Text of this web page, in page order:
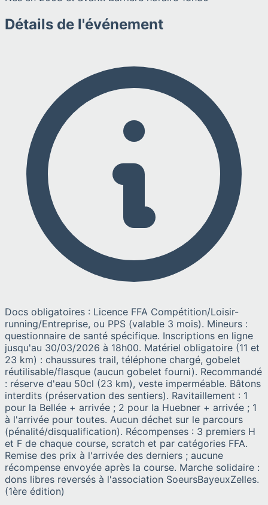
Détails de l'événement
Docs obligatoires : Licence FFA Compétition/Loisir-
running/Entreprise, ou PPS (valable 3 mois). Mineurs :
questionnaire de santé spécifique. Inscriptions en ligne
jusqu'au 30/03/2026 à 18h00. Matériel obligatoire (11 et
23 km) : chaussures trail, téléphone chargé, gobelet
réutilisable/flasque (aucun gobelet fourni). Recommandé
: réserve d'eau 50cl (23 km), veste imperméable. Bâtons
interdits (préservation des sentiers). Ravitaillement : 1
pour la Bellée + arrivée ; 2 pour la Huebner + arrivée ; 1
à l'arrivée pour toutes. Aucun déchet sur le parcours
(pénalité/disqualification). Récompenses : 3 premiers H
et F de chaque course, scratch et par catégories FFA.
Remise des prix à l'arrivée des derniers ; aucune
récompense envoyée après la course. Marche solidaire :
dons libres reversés à l'association SoeursBayeuxZelles.
(1ère édition)